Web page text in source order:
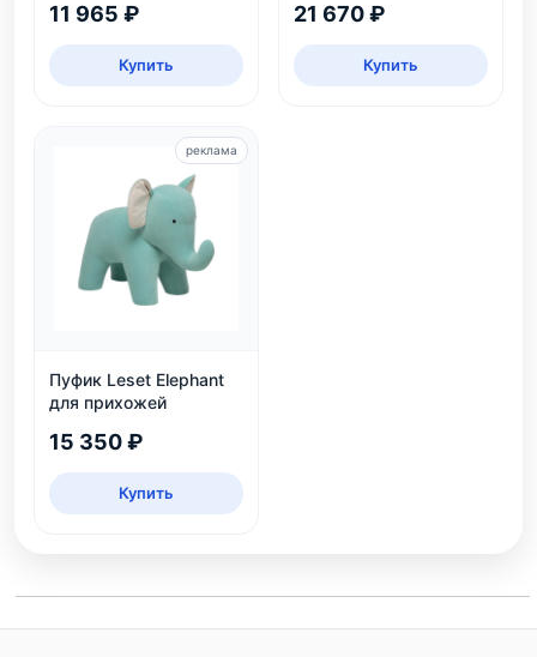
11 965 ₽
Купить
21 670 ₽
Купить
Пуфик Leset Elephant
для прихожей
15 350 ₽
Купить
реклама